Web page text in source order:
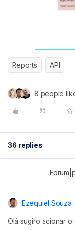
Reports API
8 people
36 replies
Ezequiel Souza
Olá sugiro acionar o